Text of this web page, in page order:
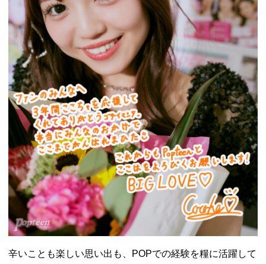
辛いことも楽しい思い出も、POPでの経験を糧に活躍して